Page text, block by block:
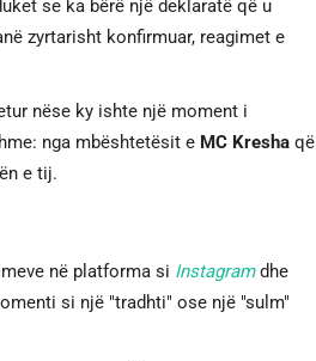
se ka bërë një deklaratë që u
zyrtarisht konfirmuar, reagimet e
nëse ky ishte një moment i
nga mbështetësit e MC Kresha që
e tij.
në platforma si Instagramdhe
si një "tradhti" ose një "sulm"